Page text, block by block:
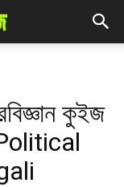
কুইজ